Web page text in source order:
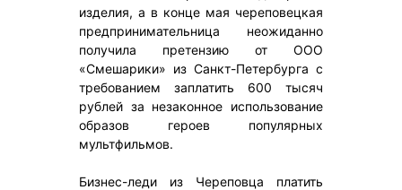
изделия, а в конце мая череповецкая
предпринимательница неожиданно
получила претензию от ООО
«Смешарики» из Санкт-Петербурга с
требованием заплатить 600 тысяч
рублей за незаконное использование
образов героев популярных
мультфильмов.
Бизнес-леди из Череповца платить